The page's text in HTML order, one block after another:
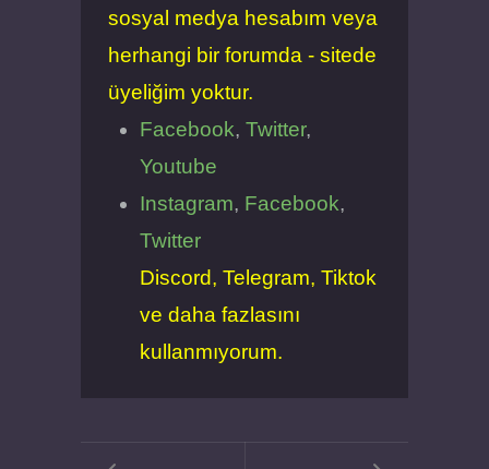
sosyal medya hesabım veya
herhangi bir forumda - sitede
üyeliğim yoktur.
Facebook, Twitter,
Youtube
Instagram, Facebook,
Twitter
Discord, Telegram, Tiktok
ve daha fazlasını
kullanmıyorum.